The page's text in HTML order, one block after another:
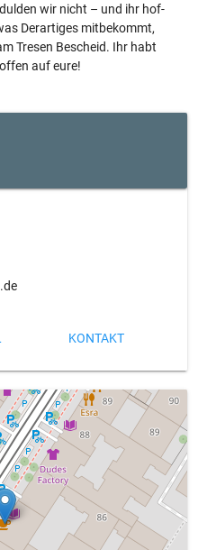
wir nicht – und ihr hof­
Der­artiges mitbekommt,
Tre­sen Bescheid. Ihr habt
auf eure!
KONTAKT